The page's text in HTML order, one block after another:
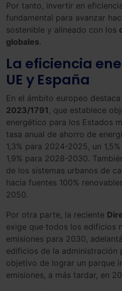
Por tanto, invertir en
fundamental para avanzar
sostenible y alineado con los
globales.
La eficiencia
UE y España
En el ámbito europeo destaca
2023/1791 , que establece
energético para los Estados
tasa anual de ahorro de
1,3% para 2024-2025, un
1,9% para 2028-2030.
de los sistemas urbanos de
hacia fuentes 100%
2050.
Por otra parte, la reciente
exige que todos los edificios
emisiones para 2030,
edificios de la administración
objetivo de lograr un parque
emisiones, a más tardar, en